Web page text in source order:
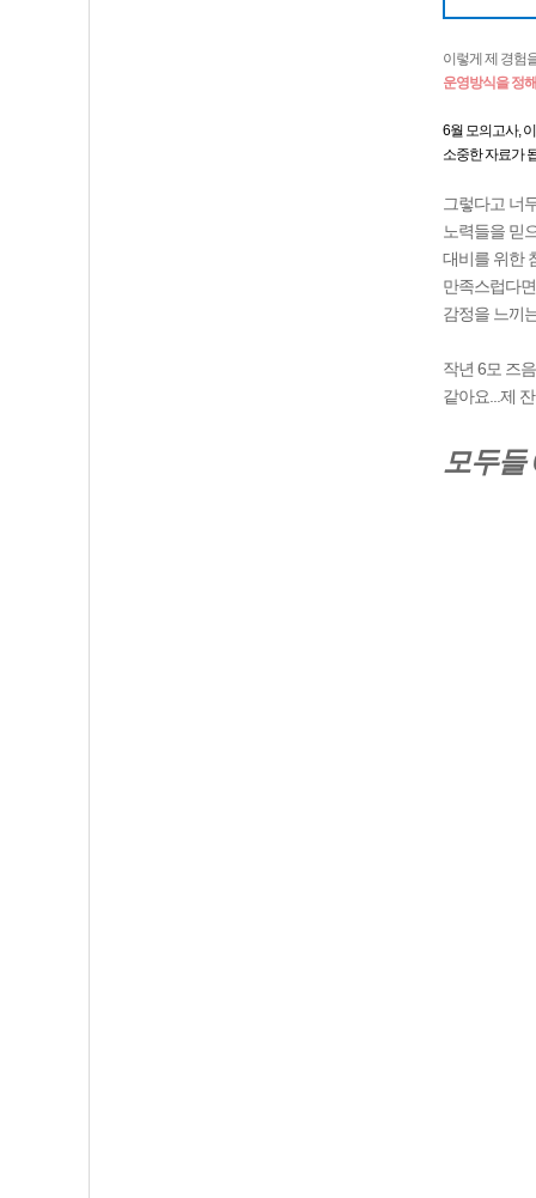
이렇게 제 경험
운영방식을 정
6월 모의고사,
소중한 자료가
그렇다고 너
노력들을 믿
대비를 위한
만족스럽다
감정을 느끼
작년 6모 즈
같아요...제
모두들